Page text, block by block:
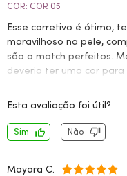
COR: COR 05
Esse corretivo é ótimo,
maravilhoso na pele,
são o match perfeitos.
deveria ter uma cor
frias/neutras entre as
e a 05 levemente mais
qualidade dos produtos
Esta avaliação foi útil?
Sim Não
Mayara C.